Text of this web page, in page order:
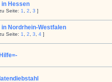
in Hessen
Seite: 1 2 3 ]
Nordrhein-Westfalen
Seite: 1 2 3 4 ]